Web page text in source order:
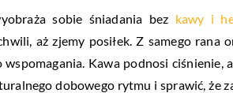
sobie śniadania bez kawy i
aż zjemy posiłek. Z samego rana
Kawa podnosi
dobowego rytmu i sprawić, że